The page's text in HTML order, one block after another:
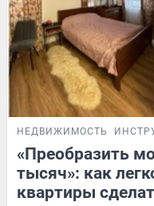
НЕДВИЖИМОСТЬ
«Преобразить
тысяч»: как
квартиры